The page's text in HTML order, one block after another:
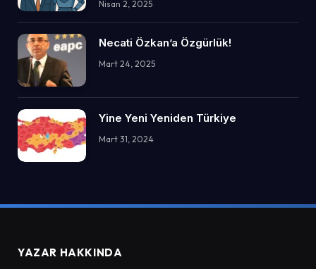
Nisan 2, 2025
Necati Özkan’a Özgürlük!
Mart 24, 2025
Yine Yeni Yeniden Türkiye
Mart 31, 2024
YAZAR HAKKINDA